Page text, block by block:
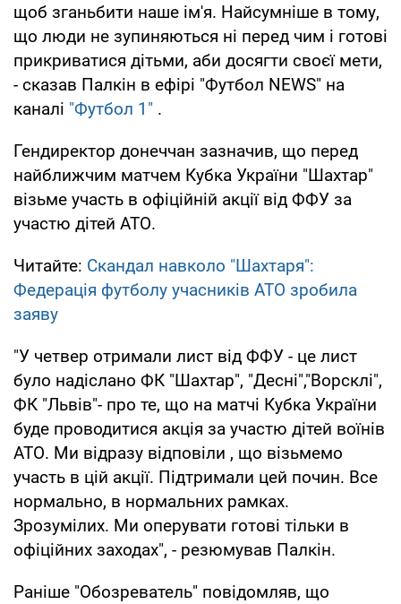
щоб зганьбити наше ім'я. Найсумніше в тому,
що люди не зупиняються ні перед чим і готові
прикриватися дітьми, аби досягти своєї мети,
- сказав Палкін в ефірі "Футбол NEWS" на
каналі "Футбол 1" .
Гендиректор донеччан зазначив, що перед
найближчим матчем Кубка України "Шахтар"
візьме участь в офіційній акції від ФФУ за
участю дітей АТО.
Читайте: Скандал навколо "Шахтаря":
Федерація футболу учасників АТО зробила
заяву
"У четвер отримали лист від ФФУ - це лист
було надіслано ФК "Шахтар", "Десні","Ворсклі",
ФК "Львів"- про те, що на матчі Кубка України
буде проводитися акція за участю дітей воїнів
АТО. Ми відразу відповіли , що візьмемо
участь в цій акції. Підтримали цей почин. Все
нормально, в нормальних рамках.
Зрозумілих. Ми оперувати готові тільки в
офіційних заходах", - резюмував Палкін.
Раніше "Обозреватель" повідомляв, що